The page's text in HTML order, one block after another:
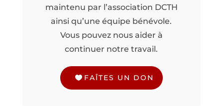
maintenu par l’association DCTH
ainsi qu’une équipe bénévole.
Vous pouvez nous aider à
continuer notre travail.
FAÎTES UN DON